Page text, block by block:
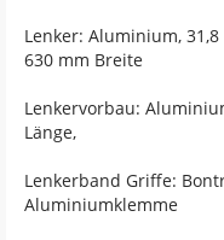
Lenker: Aluminium,
630 mm Breite
Lenkervorbau:
Länge,
Lenkerband Griffe:
Aluminiumklemme